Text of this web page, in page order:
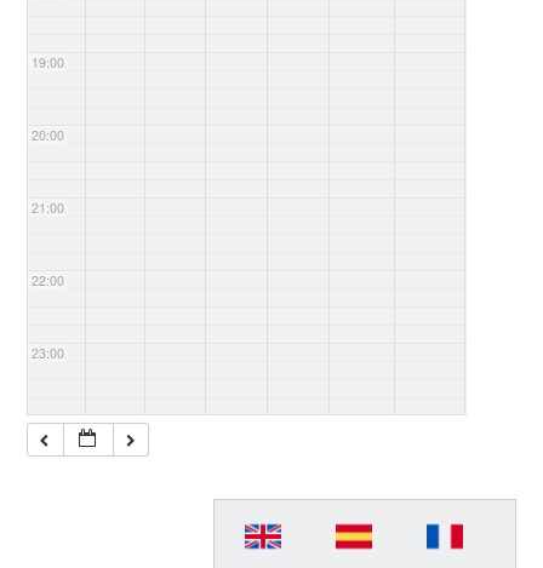
19:00
20:00
21:00
22:00
23:00